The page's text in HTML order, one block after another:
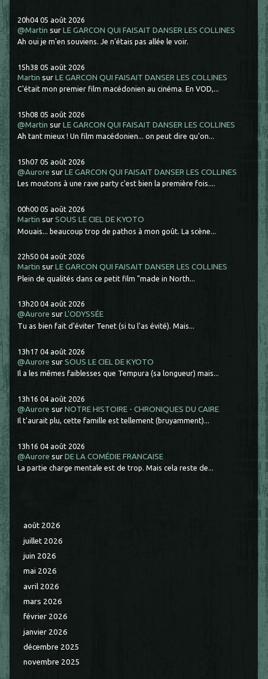
20h04 05 août 2026
@Martin surLE GARCON QUI FAISAIT DANSER LES COLLINES
Ah oui je m'en souviens. Je n'étais pas allée le voir.
15h38 05 août 2026
Martin surLE GARCON QUI FAISAIT DANSER LES COLLINES
C'était mon premier film macédonien au cinéma. En VOD,...
15h08 05 août 2026
@Martin surLE GARCON QUI FAISAIT DANSER LES COLLINES
Ah tant mieux ! Un film macédonien... on peut dire qu'on...
15h07 05 août 2026
@Aurore surLE GARCON QUI FAISAIT DANSER LES COLLINES
Les moutons à une rave party c'est bien la première fois....
00h00 05 août 2026
Martin surSOUS LE CIEL DE KYOTO
Mouais... beaucoup trop de pathos à mon goût. La scène...
22h50 04 août 2026
Martin surLE GARCON QUI FAISAIT DANSER LES COLLINES
Plein de qualités dans ce petit film "made in North...
13h20 04 août 2026
@Aurore surL'ODYSSÉE
Tu as bien fait d'éviter Tenet (si tu l'as évité). Mais...
13h17 04 août 2026
@Aurore surSOUS LE CIEL DE KYOTO
Il a les mêmes faiblesses que Tempura (sa longueur) mais...
13h16 04 août 2026
@Aurore surNOTRE HISTOIRE - CHRONIQUES DU CAIRE
Il t'aurait plu, cette famille est tellement (bruyamment)...
13h16 04 août 2026
@Aurore surDE LA COMÉDIE FRANCAISE
La partie charge mentale est de trop. Mais cela reste de...
août 2026
juillet 2026
juin 2026
mai 2026
avril 2026
mars 2026
février 2026
janvier 2026
décembre 2025
novembre 2025